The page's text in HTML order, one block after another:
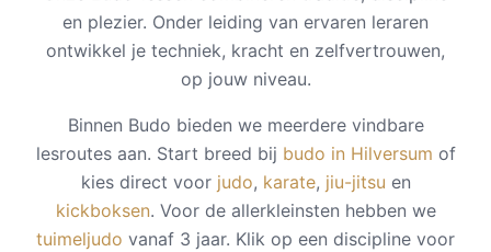
en plezier. Onder leiding van ervaren leraren
ontwikkel je techniek, kracht en zelfvertrouwen,
op jouw niveau.
Binnen Budo bieden we meerdere vindbare
lesroutes aan. Start breed bij budo in Hilversum of
kies direct voor judo, karate, jiu-jitsu en
kickboksen. Voor de allerkleinsten hebben we
tuimeljudo vanaf 3 jaar. Klik op een discipline voor